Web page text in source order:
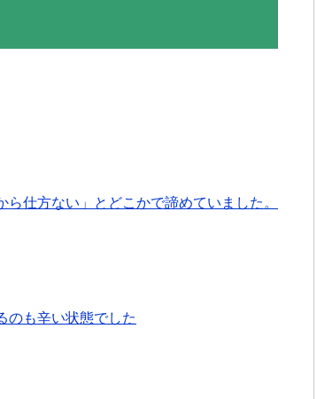
仕方ない」とどこかで諦めていました。
のも辛い状態でした